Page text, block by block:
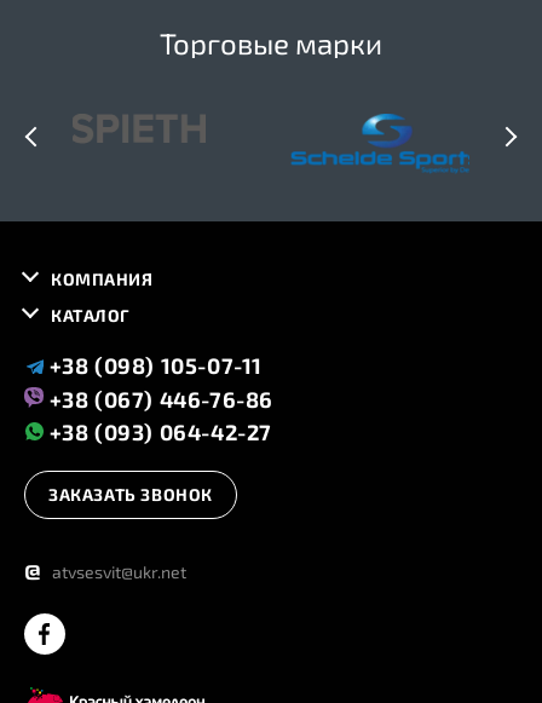
Торговые марки
КОМПАНИЯ
КАТАЛОГ
+38 (098) 105-07-11
+38 (067) 446-76-86
+38 (093) 064-42-27
ЗАКАЗАТЬ ЗВОНОК
@ atvsesvit@ukr.net